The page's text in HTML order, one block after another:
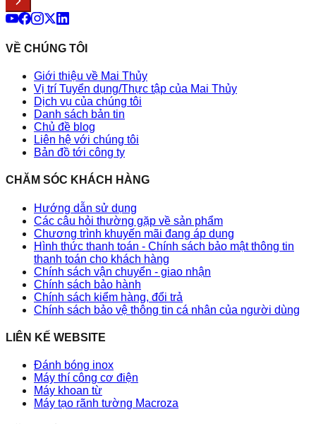
VỀ CHÚNG TÔI
Giới thiệu về Mai Thủy
Vị trí Tuyển dụng/Thực tập của Mai Thủy
Dịch vụ của chúng tôi
Danh sách bản tin
Chủ đề blog
Liên hệ với chúng tôi
Bản đồ tới công ty
CHĂM SÓC KHÁCH HÀNG
Hướng dẫn sử dụng
Các câu hỏi thường gặp về sản phẩm
Chương trình khuyến mãi đang áp dụng
Hình thức thanh toán - Chính sách bảo mật thông tin
thanh toán cho khách hàng
Chính sách vận chuyển - giao nhận
Chính sách bảo hành
Chính sách kiểm hàng, đổi trả
Chính sách bảo vệ thông tin cá nhân của người dùng
LIÊN KẾ WEBSITE
Đánh bóng inox
Máy thí công cơ điện
Máy khoan từ
Máy tạo rãnh tường Macroza